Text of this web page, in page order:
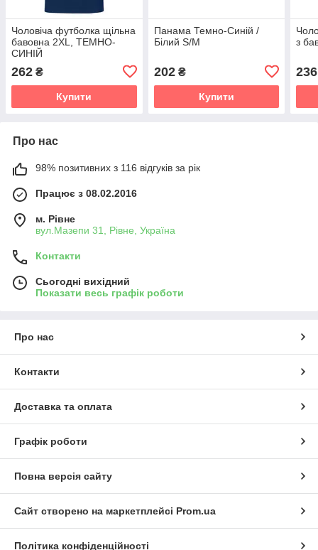
Чоловіча футболка щільна
бавовна 2XL, ТЕМНО-
СИНІЙ
262 ₴
Купити
Панама Темно-Синій /
Білий S/M
202₴
Купити
з
236
Про нас
98% позитивних з 116 відгуків за рік
Працює з 08.02.2016
м. Рівне
вул.Мазепи 31, Рівне, Україна
Контакти
Сьогодні вихідний
Показати весь графік роботи
Про нас
Контакти
Доставка та оплата
Графік роботи
Повна версія сайту
Сайт створено на маркетплейсі Prom.ua
Політика конфіденційності